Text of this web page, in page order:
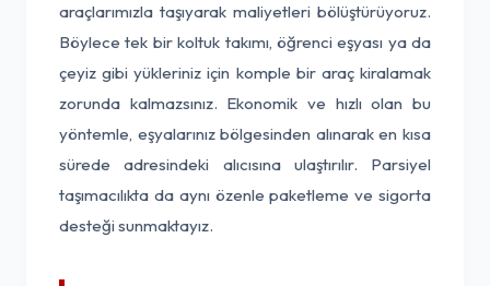
araçlarımızla taşıyarak maliyetleri bölüştürüyoruz.
Böylece tek bir koltuk takımı, öğrenci eşyası ya da
çeyiz gibi yükleriniz için komple bir araç kiralamak
zorunda kalmazsınız. Ekonomik ve hızlı olan bu
yöntemle, eşyalarınız bölgesinden alınarak en kısa
sürede adresindeki alıcısına ulaştırılır. Parsiyel
taşımacılıkta da aynı özenle paketleme ve sigorta
desteği sunmaktayız.